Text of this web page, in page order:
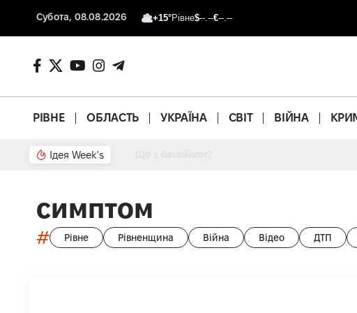
Субота, 08.08.2026 +15°Рівне$--.--€--.--
РІВНЕ ОБЛАСТЬ УКРАЇНА СВІТ ВІЙНА
Ідея Week's
симптом
# Рівне Рівненщина Війна Відео ДТП